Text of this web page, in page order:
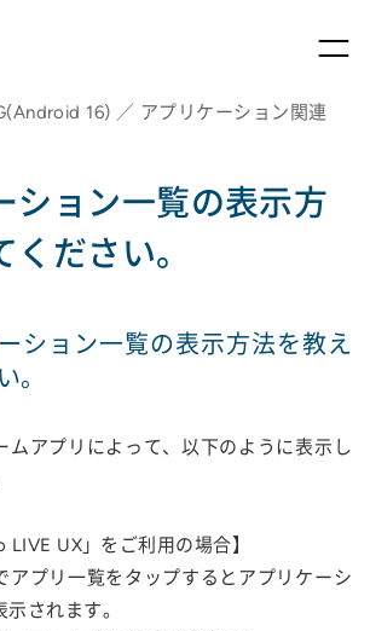
16) ／ アプリケーション関連
ション一覧の表示方
ださい。
ション一覧の表示方法を教え
。
ムアプリによって、以下のように表示し
LIVE UX」をご利用の場合】
アプリ一覧をタップするとアプリケーシ
されます。